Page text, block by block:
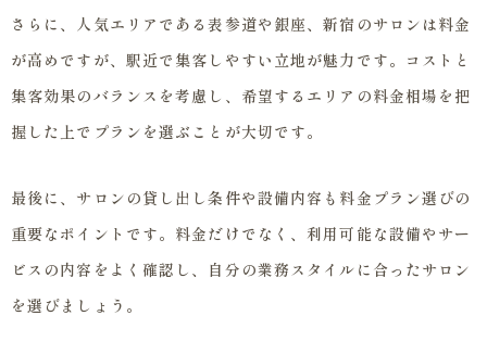
さらに、人気エリアである表参道や銀座、新宿のサロンは料金
が高めですが、駅近で集客しやすい立地が魅力です。コストと
集客効果のバランスを考慮し、希望するエリアの料金相場を把
握した上でプランを選ぶことが大切です。
最後に、サロンの貸し出し条件や設備内容も料金プラン選びの
重要なポイントです。料金だけでなく、利用可能な設備やサー
ビスの内容をよく確認し、自分の業務スタイルに合ったサロン
を選びましょう。